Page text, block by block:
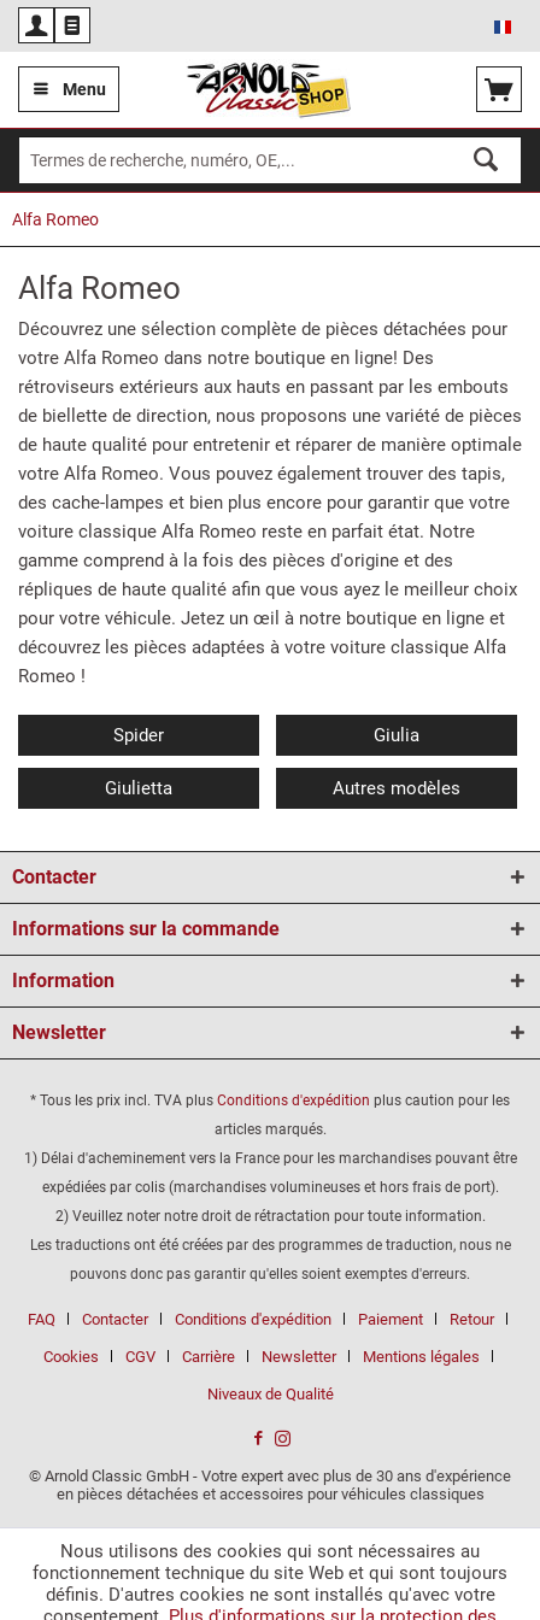
Menu
Alfa Romeo
Alfa Romeo
Découvrez une sélection complète de pièces détachées pour
votre Alfa Romeo dans notre boutique en ligne! Des
rétroviseurs extérieurs aux hauts en passant par les embouts
de biellette de direction, nous proposons une variété de pièces
de haute qualité pour entretenir et réparer de manière optimale
votre Alfa Romeo. Vous pouvez également trouver des tapis,
des cache-lampes et bien plus encore pour garantir que votre
voiture classique Alfa Romeo reste en parfait état. Notre
gamme comprend à la fois des pièces d'origine et des
répliques de haute qualité afin que vous ayez le meilleur choix
pour votre véhicule. Jetez un œil à notre boutique en ligne et
découvrez les pièces adaptées à votre voiture classique Alfa
Romeo !
Spider Giulia
Giulietta Autres modèles
Contacter
Informations sur la commande
Information
Newsletter
* Tous les prix incl. TVA plus Conditions d'expédition plus caution pour les
articles marqués.
1) Délai d'acheminement vers la France pour les marchandises pouvant être
expédiées par colis (marchandises volumineuses et hors frais de port).
2) Veuillez noter notre droit de rétractation pour toute information.
Les traductions ont été créées par des programmes de traduction, nous ne
pouvons donc pas garantir qu'elles soient exemptes d'erreurs.
FAQ Contacter Conditions d'expédition Paiement Retour
Cookies CGV Carrière Newsletter Mentions légales
Niveaux de Qualité
© Arnold Classic GmbH - Votre expert avec plus de 30 ans d'expérience
en pièces détachées et accessoires pour véhicules classiques
Nous utilisons des cookies qui sont nécessaires au
fonctionnement technique du site Web et qui sont toujours
définis. D'autres cookies ne sont installés qu'avec votre